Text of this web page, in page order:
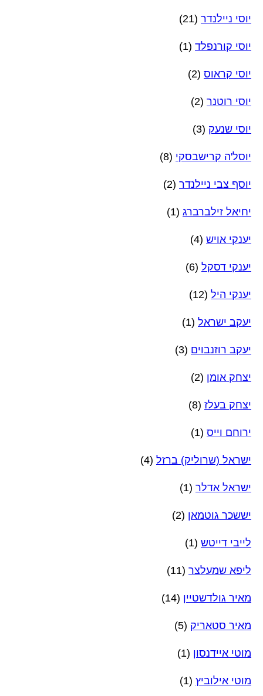
יוסי ניילנדר (21)
יוסי קורנפלד (1)
יוסי קראוס (2)
יוסי רוטנר (2)
יוסי שנעק (3)
יוסל'ה קרישבסקי (8)
יוסף צבי ניילנדר (2)
יחיאל זילברברג (1)
יענקי אויש (4)
יענקי דסקל (6)
יענקי היל (12)
יעקב ישראל (1)
יעקב רוזנבוים (3)
יצחק אומן (2)
יצחק בעלז (8)
ירוחם וייס (1)
ישראל (שרוליק) ברזל (4)
ישראל אדלר (1)
יששכר גוטמאן (2)
לייבי דייטש (1)
ליפא שמעלצר (11)
מאיר גולדשטיין (14)
מאיר סטאריק (5)
מוטי איידנסון (1)
מוטי אילוביץ (1)